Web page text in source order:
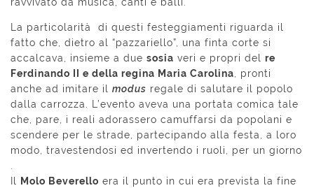
ravvivato da musica, canti e balli.
La particolarità di questi festeggiamenti riguarda il
fatto che, dietro al “pazzariello”, una finta corte si
accalcava, insieme a due sosia veri e propri del re
Ferdinando II e della regina Maria Carolina, pronti
anche ad imitare il modus regale di salutare il popolo
dalla carrozza. L’evento aveva una portata comica tale
che, pare, i reali adorassero camuffarsi da popolani e
scendere per le strade, partecipando alla festa, a loro
modo, travestendosi ed invertendo i ruoli, per un giorno
.
Il Molo Beverello era il punto in cui era prevista la fine